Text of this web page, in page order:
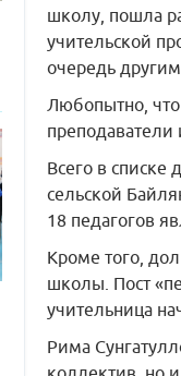
школу, пошла
учительской
очередь
Любопытно, что
преподаватели
Всего в списке
сельской
18 педагогов
Кроме того,
школы. Пост
учительница
Рима